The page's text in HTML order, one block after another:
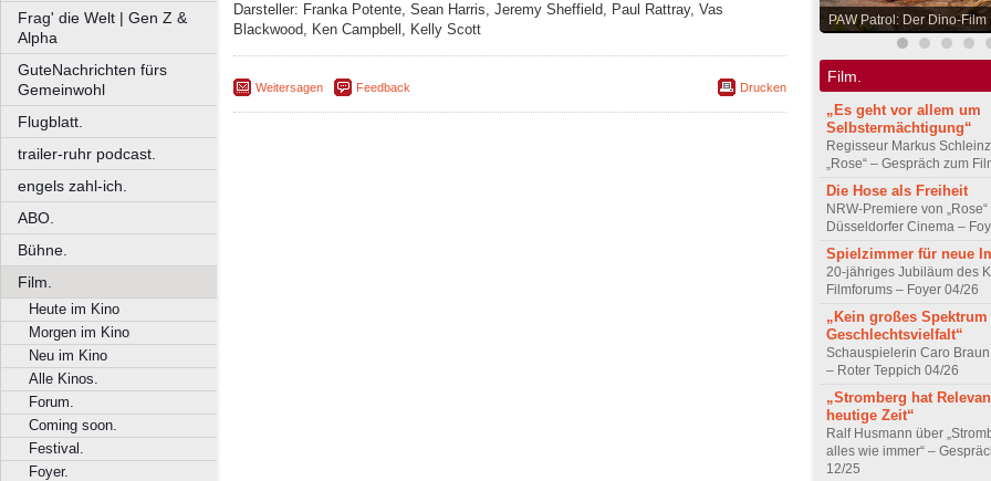
Frag' die Welt | Gen Z &
Alpha
GuteNachrichten fürs
Gemeinwohl
Flugblatt.
trailer-ruhr podcast.
engels zahl-ich.
ABO.
Bühne.
Film.
Heute im Kino
Morgen im Kino
Neu im Kino
Alle Kinos.
Forum.
Coming soon.
Festival.
Foyer.
Darsteller: Franka Potente, Sean Harris, Jeremy Sheffield, Paul Rattray, Vas
Blackwood, Ken Campbell, Kelly Scott
Weitersagen Feedback Drucken
PAW Patrol: Der Dino-Film
Film.
„Es geht vor allem um
Selbstermächtigung“
Regisseur Markus
„Rose“ – Gespräch zum
Die Hose als Freiheit
NRW-Premiere von „Rose“
Düsseldorfer Cinema –
Spielzimmer für neue
20-jähriges Jubiläum des
Filmforums – Foyer 04/26
„Kein großes Spektrum
Geschlechtsvielfalt“
Schauspielerin Caro Braun
– Roter Teppich 04/26
„Stromberg hat
heutige Zeit“
Ralf Husmann über
alles wie immer“ –
12/25